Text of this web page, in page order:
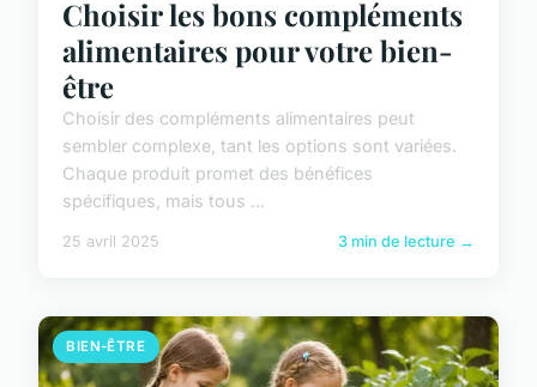
Choisir les bons compléments
alimentaires pour votre bien-
être
Choisir des compléments alimentaires peut
sembler complexe, tant les options sont variées.
Chaque produit promet des bénéfices
spécifiques, mais tous ...
25 avril 2025 3 min de lecture →
BIEN-ÊTRE